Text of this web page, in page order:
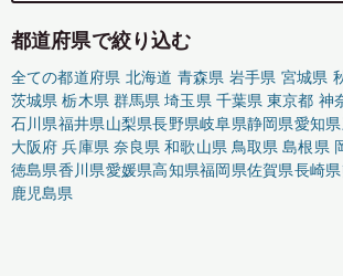
都道府県で絞り込む
全ての都道府県 北海道 青森県 岩手県 宮城県
茨城県 栃木県 群馬県 埼玉県 千葉県 東京都 神
石川県福井県山梨県長野県岐阜県静岡県愛知県
大阪府 兵庫県 奈良県 和歌山県 鳥取県 島根県
徳島県香川県愛媛県高知県福岡県佐賀県長崎県
鹿児島県